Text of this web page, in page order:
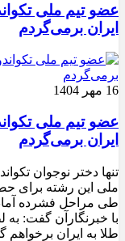
عضو تیم ملی
ایران برمی‌گردم
16 مهر 1404
عضو تیم ملی
ایران برمی‌گردم
تنها دختر نوجوان
ملی این رشته برای
طی مراحل فشرده
با خبرنگارآن گفت:
طلا به ایران